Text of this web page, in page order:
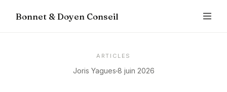
Bonnet & Doyen Conseil
ARTICLES
Joris Yagues 8 juin 2026